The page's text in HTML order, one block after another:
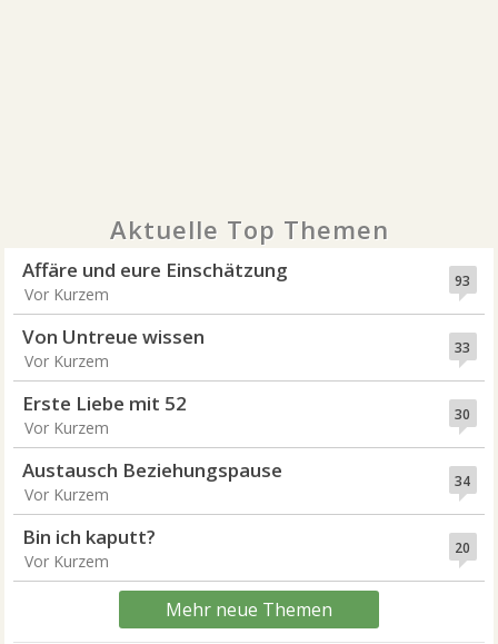
Aktuelle Top Themen
93
Affäre und eure Einschätzung
Vor Kurzem
33
Von Untreue wissen
Vor Kurzem
30
Erste Liebe mit 52
Vor Kurzem
34
Austausch Beziehungspause
Vor Kurzem
20
Bin ich kaputt?
Vor Kurzem
Mehr neue Themen